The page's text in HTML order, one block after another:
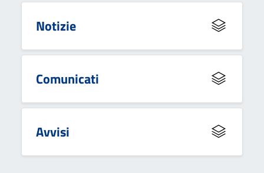
Notizie
Comunicati
Avvisi